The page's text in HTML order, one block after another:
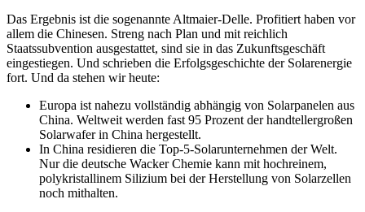
Das Ergebnis ist die sogenannte Altmaier-Delle. Profitiert haben vor
allem die Chinesen. Streng nach Plan und mit reichlich
Staatssubvention ausgestattet, sind sie in das Zukunftsgeschäft
eingestiegen. Und schrieben die Erfolgsgeschichte der Solarenergie
fort. Und da stehen wir heute:
Europa ist nahezu vollständig abhängig von Solarpanelen aus
China. Weltweit werden fast 95 Prozent der handtellergroßen
Solarwafer in China hergestellt.
In China residieren die Top-5-Solarunternehmen der Welt.
Nur die deutsche Wacker Chemie kann mit hochreinem,
polykristallinem Silizium bei der Herstellung von Solarzellen
noch mithalten.